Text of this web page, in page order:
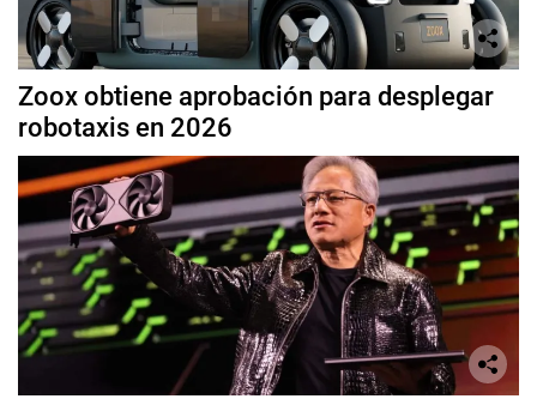
Zoox obtiene aprobación para desplegar
robotaxis en 2026